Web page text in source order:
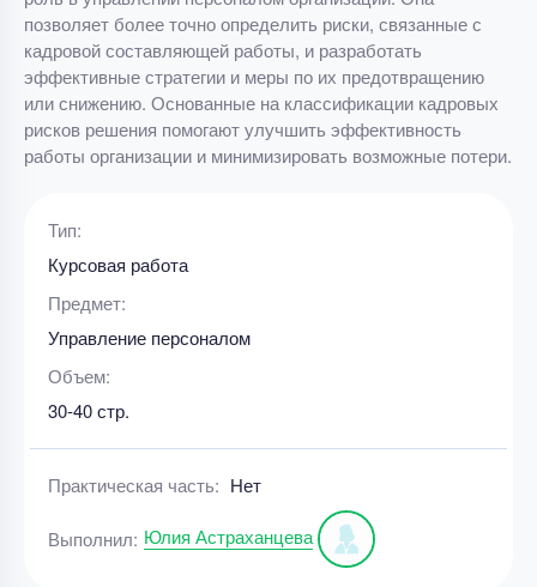
позволяет более точно определить риски, связанные с
кадровой составляющей работы, и разработать
эффективные стратегии и меры по их предотвращению
или снижению. Основанные на классификации кадровых
рисков решения помогают улучшить эффективность
работы организации и минимизировать возможные потери.
Тип:
Курсовая работа
Предмет:
Управление персоналом
Объем:
30-40 стр.
Практическая часть: Нет
Выполнил: Юлия Астраханцева